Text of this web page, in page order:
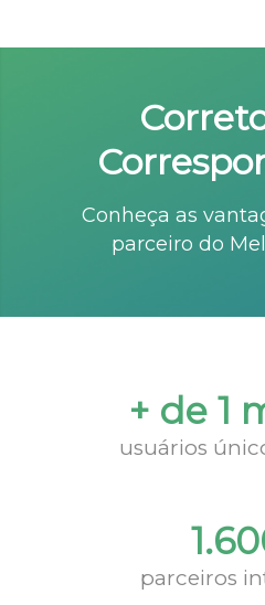
Conheça as
parceiro do
+ de 1
usuários
parceiros